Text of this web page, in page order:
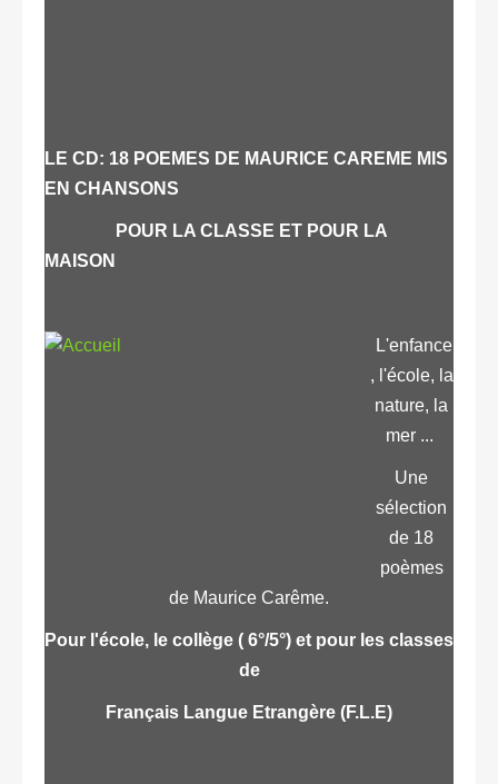
LE CD: 18 POEMES DE MAURICE CAREME MIS
EN CHANSONS
POUR LA CLASSE ET POUR LA
MAISON
L'enfance
, l'école, la
nature, la
mer ...
Une
sélection
de 18
poèmes
de Maurice Carême.
Pour l'école, le collège ( 6°/5°) et pour les classes
de
Français Langue Etrangère (F.L.E)